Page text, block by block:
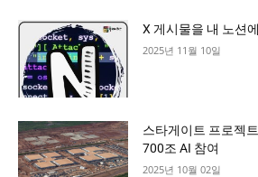
X 게시물을 내 노션
2025년 11월 10일
스타게이트 프로젝
700조 AI 참여
2025년 10월 02일